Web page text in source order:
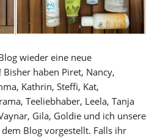
wieder eine neue
haben Piret, Nancy,
Kathrin, Steffi, Kat,
Teeliebhaber, Leela, Tanja
Gila, Goldie und ich unsere
Blog vorgestellt. Falls ihr